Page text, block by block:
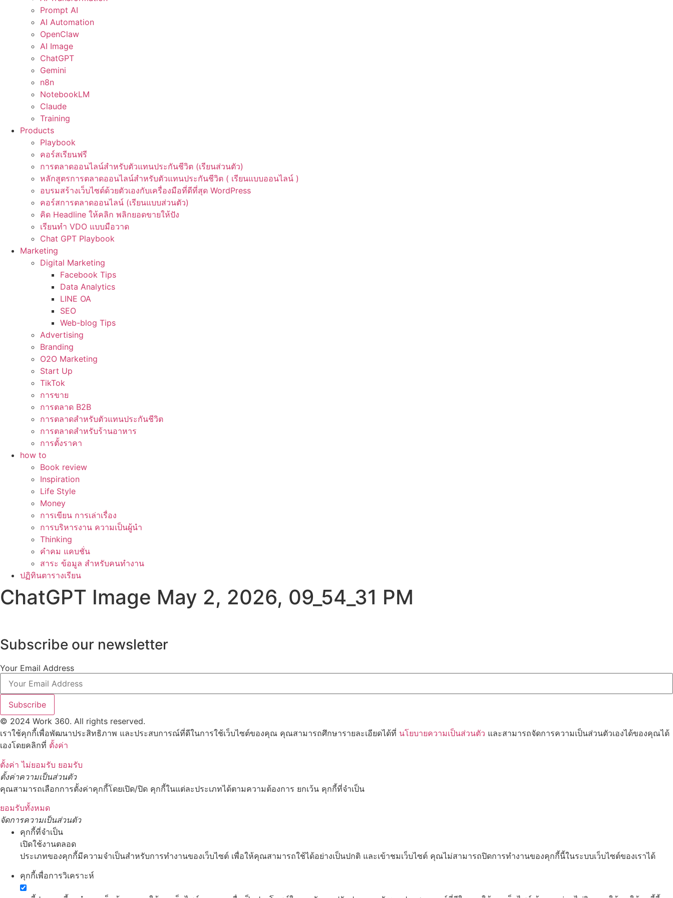
Prompt AI
AI Automation
OpenClaw
AI Image
ChatGPT
Gemini
n8n
NotebookLM
Claude
Training
Products
Playbook
คอร์สเรียนฟรี
การตลาดออนไลน์สำหรับตัวแทนประกันชีวิต (เรียนส่วนตัว)
หลักสูตรการตลาดออนไลน์สำหรับตัวแทนประกันชีวิต ( เรียนแบบออนไลน์ )
อบรมสร้างเว็บไซต์ด้วยตัวเองกับเครื่องมือที่ดีที่สุด WordPress
คอร์สการตลาดออนไลน์ (เรียนแบบส่วนตัว)
คิด Headline ให้คลิก พลิกยอดขายให้ปัง
เรียนทำ VDO แบบมือวาด
Chat GPT Playbook
Marketing
Digital Marketing
Facebook Tips
Data Analytics
LINE OA
SEO
Web-blog Tips
Advertising
Branding
O2O Marketing
Start Up
TikTok
การขาย
การตลาด B2B
การตลาดสำหรับตัวแทนประกันชีวิต
การตลาดสำหรับร้านอาหาร
การตั้งราคา
how to
Book review
Inspiration
Life Style
Money
การเขียน การเล่าเรื่อง
การบริหารงาน ความเป็นผู้นำ
Thinking
คำคม แคบชั่น
สาระ ข้อมูล สำหรับคนทำงาน
ปฏิทินตารางเรียน
ChatGPT Image May 2, 2026, 09_54_31 PM
Subscribe our newsletter
Your Email Address
Subscribe
© 2024 Work 360. All rights reserved.
เราใช้คุกกี้เพื่อพัฒนาประสิทธิภาพ และประสบการณ์ที่ดีในการใช้เว็บไซต์ของคุณ คุณสามารถศึกษารายละเอียดได้ที่ นโยบายความเป็นส่วนตัว และสามารถจัดการความเป็นส่วนตัวเองได้ของคุณได้
เองโดยคลิกที่ ตั้งค่า
ตั้งค่า ไม่ยอมรับ ยอมรับ
ตั้งค่าความเป็นส่วนตัว
คุณสามารถเลือกการตั้งค่าคุกกี้โดยเปิด/ปิด คุกกี้ในแต่ละประเภทได้ตามความต้องการ ยกเว้น คุกกี้ที่จำเป็น
ยอมรับทั้งหมด
จัดการความเป็นส่วนตัว
คุกกี้ที่จำเป็น
เปิดใช้งานตลอด
ประเภทของคุกกี้มีความจำเป็นสำหรับการทำงานของเว็บไซต์ เพื่อให้คุณสามารถใช้ได้อย่างเป็นปกติ และเข้าชมเว็บไซต์ คุณไม่สามารถปิดการทำงานของคุกกี้นี้ในระบบเว็บไซต์ของเราได้
คุกกี้เพื่อการวิเคราะห์